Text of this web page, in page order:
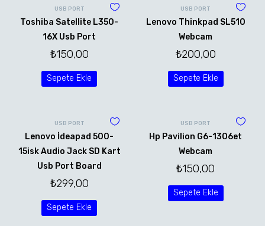
USB PORT
Toshiba Satellite L350-
16X Usb Port
₺150,00
Sepete Ekle
USB PORT
Lenovo Thinkpad SL510
Webcam
₺200,00
Sepete Ekle
USB PORT
Lenovo İdeapad 500-
15isk Audio Jack SD Kart
Usb Port Board
₺299,00
Sepete Ekle
USB PORT
Hp Pavilion G6-1306et
Webcam
₺150,00
Sepete Ekle